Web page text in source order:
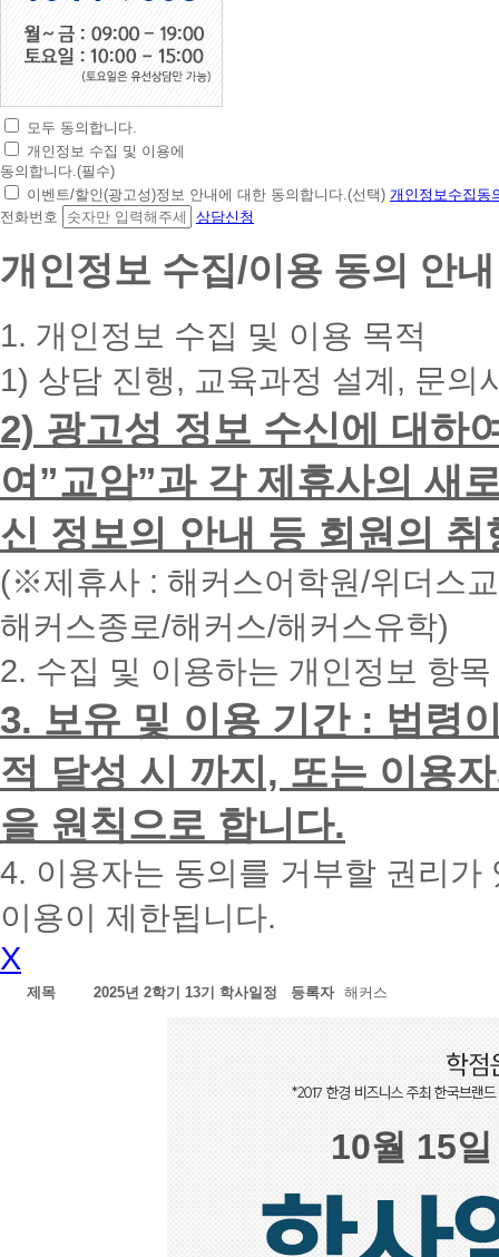
초
간
편
상
담
청
대
폰
입
력
시
면
빠
른
간
내
에
화
드
리
겠
습
니
다.
모두 동의합니다.
개인정보 수집 및 이용에
동의합니다.(필수)
이벤트/할인(광고성)정보 안내에 대한 동의합니다.(선택) 개인정보수집동
전화번호
상담신청
개인정보 수집/이용 동의 안내
1. 개인정보 수집 및 이용 목적
1) 상담 진행, 교육과정 설계, 문의
2) 광고성 정보 수신에 대하
여”교암”과 각 제휴사의 새
신 정보의 안내 등 회원의
(※제휴사 : 해커스어학원/위더스
해커스종로/해커스/해커스유학)
2. 수집 및 이용하는 개인정보 항
3. 보유 및 이용 기간 : 법령
적 달성 시 까지, 또는 이용
을 원칙으로 합니다.
4. 이용자는 동의를 거부할 권리
이용이 제한됩니다.
X
제목 2025년 2학기 13기 학사일정 등록자 해커스